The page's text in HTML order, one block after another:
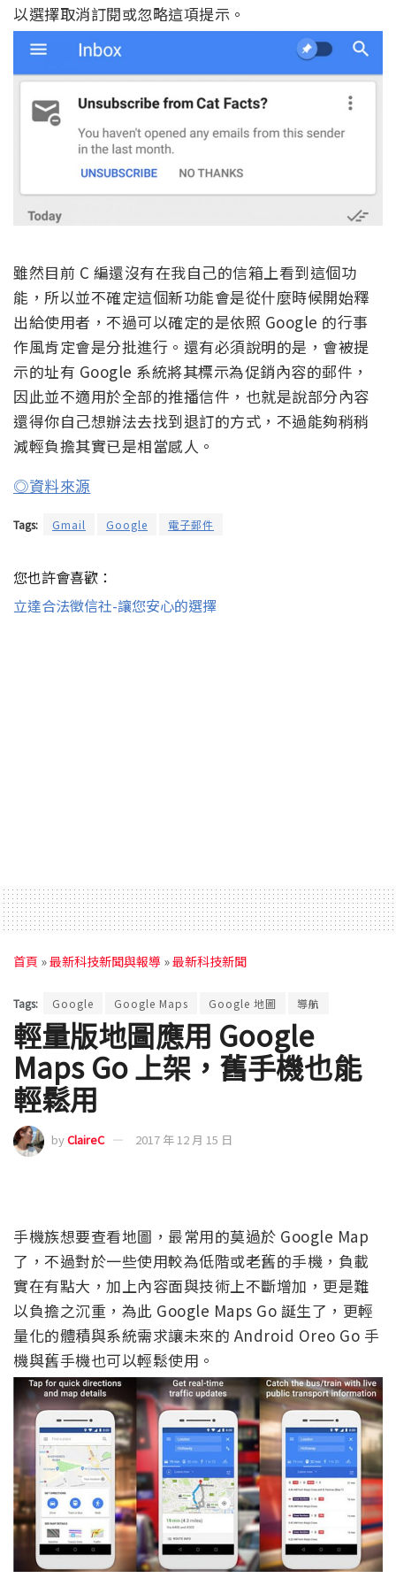
以選擇取消訂閱或忽略這項提示。
雖然目前 C 編還沒有在我自己的信箱上看到這個功
能，所以並不確定這個新功能會是從什麼時候開始釋
出給使用者，不過可以確定的是依照 Google 的行事
作風肯定會是分批進行。還有必須說明的是，會被提
示的址有 Google 系統將其標示為促銷內容的郵件，
因此並不適用於全部的推播信件，也就是說部分內容
還得你自己想辦法去找到退訂的方式，不過能夠稍稍
減輕負擔其實已是相當感人。
◎資料來源
Tags: Gmail Google 電子郵件
您也許會喜歡：
立達合法徵信社-讓您安心的選擇
首頁 »最新科技新聞與報導 »最新科技新聞
Tags: Google Google Maps Google 地圖 導航
輕量版地圖應用 Google
Maps Go 上架，舊手機也能
輕鬆用
byClaireC 2017 年 12 月 15 日
手機族想要查看地圖，最常用的莫過於 Google Map
了，不過對於一些使用較為低階或老舊的手機，負載
實在有點大，加上內容面與技術上不斷增加，更是難
以負擔之沉重，為此 Google Maps Go 誕生了，更輕
量化的體積與系統需求讓未來的 Android Oreo Go 手
機與舊手機也可以輕鬆使用。